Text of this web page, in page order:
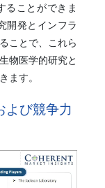
ることができま
開発とインフラ
ことで、これら
物医学的研究と
ます。
よび競争力